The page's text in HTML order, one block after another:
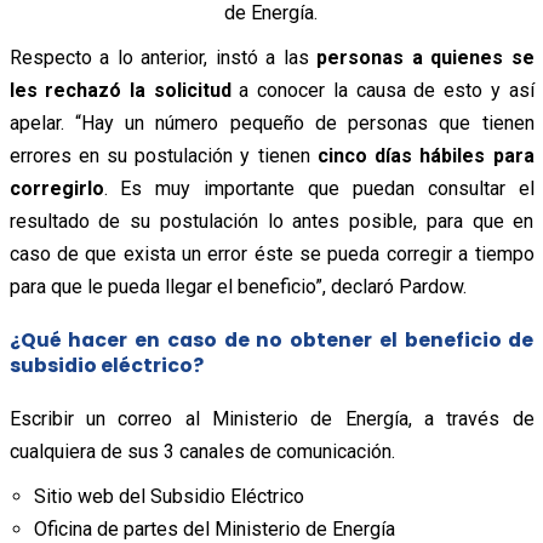
de Energía.
Respecto a lo anterior, instó a las personas a quienes se
les rechazó la solicitud a conocer la causa de esto y así
apelar. “Hay un número pequeño de personas que tienen
errores en su postulación y tienen cinco días hábiles para
corregirlo. Es muy importante que puedan consultar el
resultado de su postulación lo antes posible, para que en
caso de que exista un error éste se pueda corregir a tiempo
para que le pueda llegar el beneficio”, declaró Pardow.
¿Qué hacer en caso de no obtener el beneficio de
subsidio eléctrico?
Escribir un correo al Ministerio de Energía, a través de
cualquiera de sus 3 canales de comunicación.
Sitio web del Subsidio Eléctrico
Oficina de partes del Ministerio de Energía